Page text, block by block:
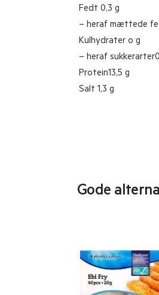
Fedt 0,3 g
– heraf mættede
Kulhydrater o g
– heraf sukkerarter
Protein13,5 g
Salt 1,3 g
Gode